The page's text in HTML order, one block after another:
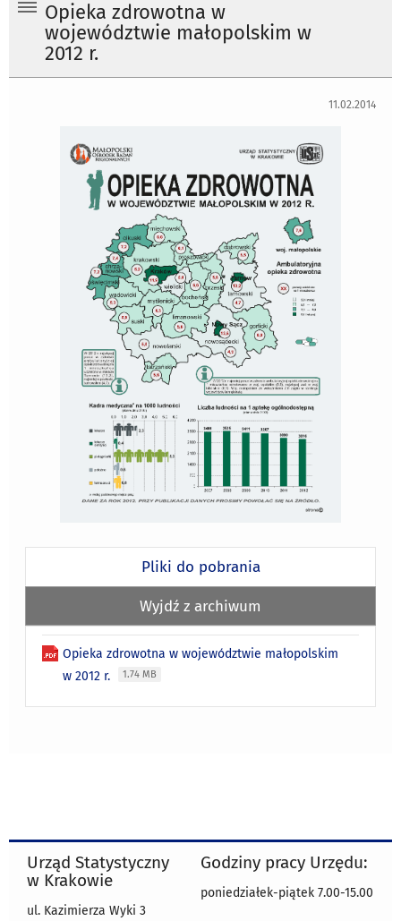
Opieka zdrowotna w
województwie małopolskim w
2012 r.
11.02.2014
Pliki do pobrania
Wyjdź z archiwum
Opieka zdrowotna w województwie małopolskim
w 2012 r.
1.74 MB
Urząd Statystyczny
w Krakowie
ul. Kazimierza Wyki 3
Godziny pracy Urzędu:
poniedziałek-piątek 7.00-15.00